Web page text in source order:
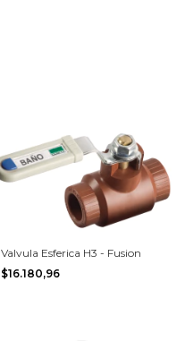
Valvula Esferica H3 - Fusion
$16.180,96